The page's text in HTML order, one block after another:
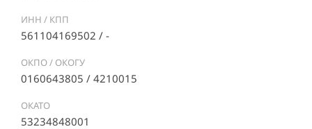
ИНН / КПП
561104169502 / -
ОКПО / ОКОГУ
0160643805 / 4210015
ОКАТО
53234848001